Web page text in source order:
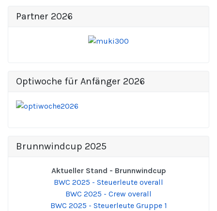
Partner 2026
Optiwoche für Anfänger 2026
Brunnwindcup 2025
Aktueller Stand - Brunnwindcup
BWC 2025 - Steuerleute overall
BWC 2025 - Crew overall
BWC 2025 - Steuerleute Gruppe 1